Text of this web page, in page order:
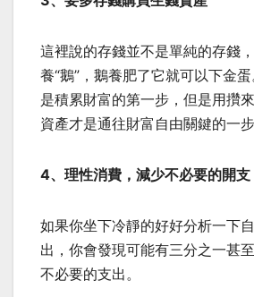
這裡說的存錢並不是單純的存錢
養“鵝”，鵝養肥了它就可以下金
是積累財富的第一步，但是用攢
資產才是通往財富自由關鍵的一步
4、理性消費，減少不必要的開支
如果你坐下冷靜的好好分析一下
出，你會發現可能有三分之一甚
不必要的支出。